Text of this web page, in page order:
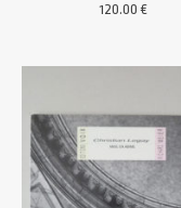
120.00€